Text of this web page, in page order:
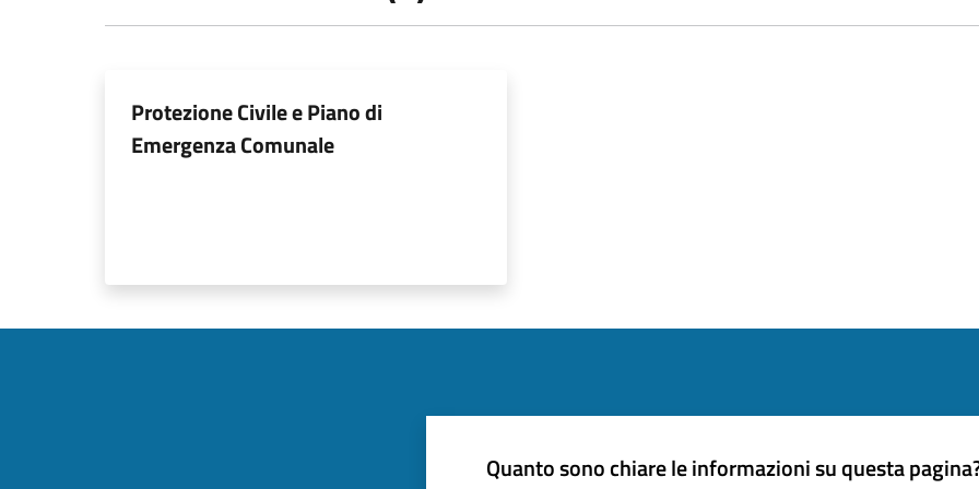
Protezione Civile e Piano di
Emergenza Comunale
Quanto sono chiare le informazioni su questa